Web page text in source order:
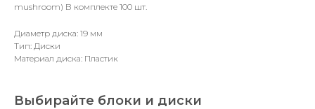
mushroom) В комплекте 100 шт.
Диаметр диска: 19 мм
Тип: Диски
Материал диска: Пластик
Выбирайте блоки и диски